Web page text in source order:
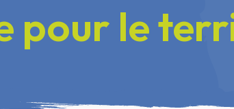
pour le